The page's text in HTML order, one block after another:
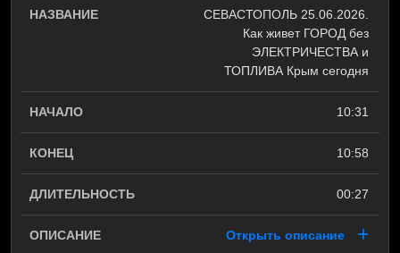
СЕВАСТОПОЛЬ 25.06.2026.
Как живет ГОРОД без
ЭЛЕКТРИЧЕСТВА и
ТОПЛИВА Крым сегодня
10:31
10:58
00:27
Открыть описание